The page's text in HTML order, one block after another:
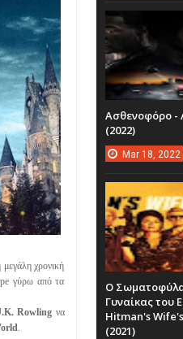
χρονική
γύρω από τα
Rowling να
.
Ασθενοφόρο -
(2022)
Mar 18, 2022
Ο
Γυναίκας του
Hitman's
(2021)